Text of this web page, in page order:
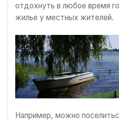
отдохнуть в любое время
жилье у местных жителей.
Например, можно